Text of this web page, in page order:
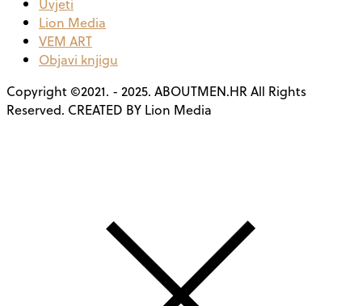
Uvjeti
Lion Media
VEM ART
Objavi knjigu
Copyright ©2021. - 2025. ABOUTMEN.HR All Rights
Reserved. CREATED BY Lion Media